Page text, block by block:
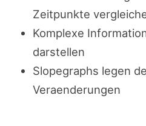
Zeitpunkte
Komplexe
darstellen
Slopegraphs legen
Veraenderungen